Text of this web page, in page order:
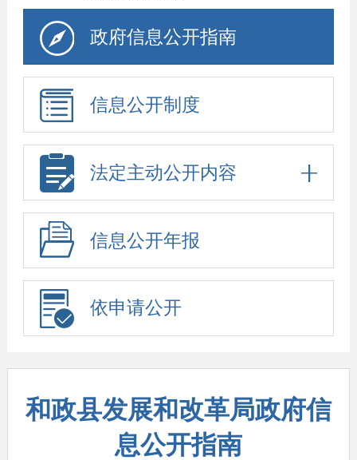
政府信息公开指南
信息公开制度
法定主动公开内容
信息公开年报
依申请公开
和政县发展和改革局政府信
息公开指南